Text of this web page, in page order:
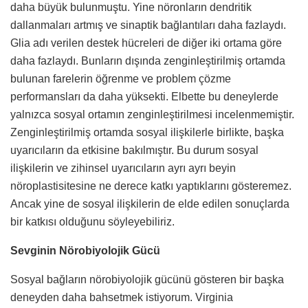
daha büyük bulunmuştu. Yine nöronların dendritik
dallanmaları artmış ve sinaptik bağlantıları daha fazlaydı.
Glia adı verilen destek hücreleri de diğer iki ortama göre
daha fazlaydı. Bunların dışında zenginleştirilmiş ortamda
bulunan farelerin öğrenme ve problem çözme
performansları da daha yüksekti. Elbette bu deneylerde
yalnızca sosyal ortamın zenginleştirilmesi incelenmemiştir.
Zenginleştirilmiş ortamda sosyal ilişkilerle birlikte, başka
uyarıcıların da etkisine bakılmıştır. Bu durum sosyal
ilişkilerin ve zihinsel uyarıcıların ayrı ayrı beyin
nöroplastisitesine ne derece katkı yaptıklarını gösteremez.
Ancak yine de sosyal ilişkilerin de elde edilen sonuçlarda
bir katkısı olduğunu söyleyebiliriz.
Sevginin Nörobiyolojik Gücü
Sosyal bağların nörobiyolojik gücünü gösteren bir başka
deneyden daha bahsetmek istiyorum. Virginia